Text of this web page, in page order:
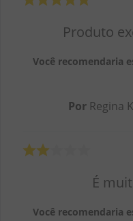
Produto
Você recomendaria
Por Regina
É
Você recomendaria